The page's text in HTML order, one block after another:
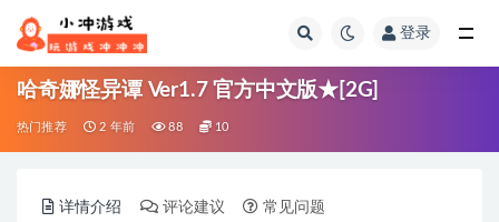
登录
哈奇娜怪异谭 Ver1.7 官方中文版★[2G]
热门推荐 2 年前 88 10
详情介绍 评论建议 常见问题